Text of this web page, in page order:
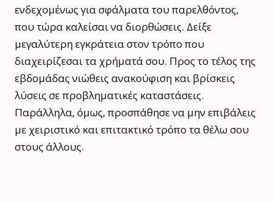
ενδεχομένως για σφάλματα του παρελθόντος,
που τώρα καλείσαι να διορθώσεις. Δείξε
μεγαλύτερη εγκράτεια στον τρόπο που
διαχειρίζεσαι τα χρήματά σου. Προς το τέλος της
εβδομάδας νιώθεις ανακούφιση και βρίσκεις
λύσεις σε προβληματικές καταστάσεις.
Παράλληλα, όμως, προσπάθησε να μην επιβάλεις
με χειριστικό και επιτακτικό τρόπο τα θέλω σου
στους άλλους.